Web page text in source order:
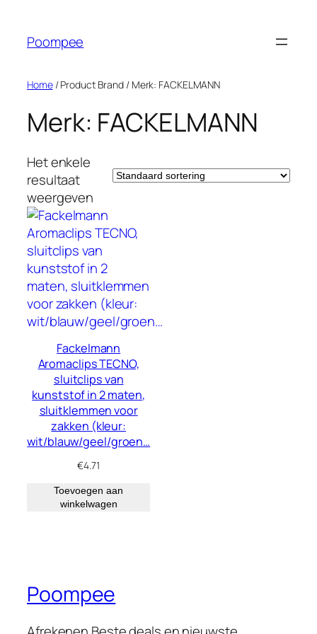
Poompee
Home/ Product Brand / Merk: FACKELMANN
Merk: FACKELMANN
Het enkele
resultaat
weergeven
Fackelmann
Aromaclips TECNO,
sluitclips van
kunststof in 2 maten,
sluitklemmen voor
zakken (kleur:
wit/blauw/geel/groen…
€4.71
Toevoegen aan
winkelwagen
Poompee